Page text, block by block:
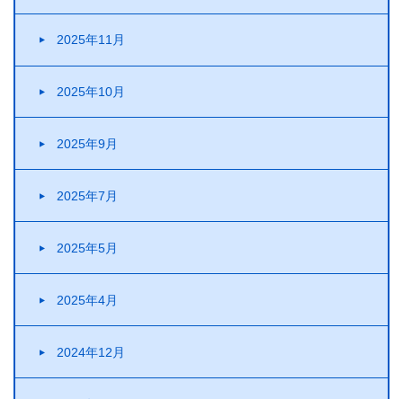
2025年11月
2025年10月
2025年9月
2025年7月
2025年5月
2025年4月
2024年12月